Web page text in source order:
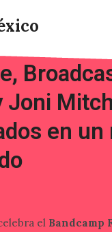
Joni
en un
el Bandcamp